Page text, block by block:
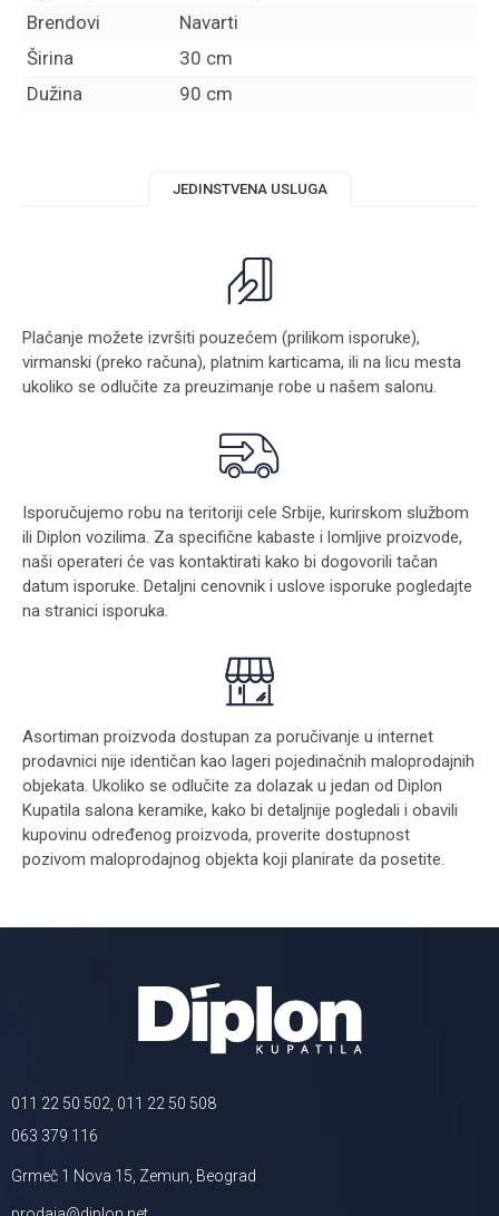
Brendovi
Navarti
Širina
30 cm
Dužina
90 cm
JEDINSTVENA USLUGA
Plaćanje možete izvršiti pouzećem (prilikom isporuke),
virmanski (preko računa), platnim karticama, ili na licu mesta
ukoliko se odlučite za preuzimanje robe u našem salonu.
Isporučujemo robu na teritoriji cele Srbije, kurirskom službom
ili Diplon vozilima. Za specifične kabaste i lomljive proizvode,
naši operateri će vas kontaktirati kako bi dogovorili tačan
datum isporuke. Detaljni cenovnik i uslove isporuke pogledajte
na stranici isporuka.
Asortiman proizvoda dostupan za poručivanje u internet
prodavnici nije identičan kao lageri pojedinačnih maloprodajnih
objekata. Ukoliko se odlučite za dolazak u jedan od Diplon
Kupatila salona keramike, kako bi detaljnije pogledali i obavili
kupovinu određenog proizvoda, proverite dostupnost
pozivom maloprodajnog objekta koji planirate da posetite.
011 22 50 502, 011 22 50 508
063 379 116
Grmeč 1 Nova 15, Zemun, Beograd